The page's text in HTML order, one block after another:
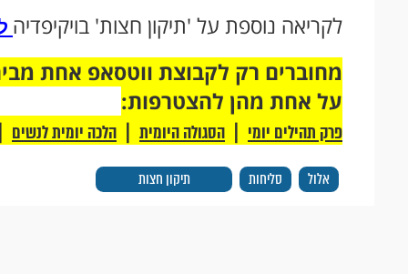
לקריאה נוספת על 'תיקון חצות' בויקיפדיה
אלול סליחות תיקון חצות
על אחת מהן להצטרפות:
פרק תהילים יומי | הסגולה היומית | הלכה יומית לנשים